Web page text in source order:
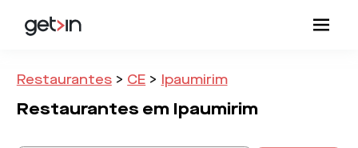
Restaurantes > CE > Ipaumirim
Restaurantes em Ipaumirim